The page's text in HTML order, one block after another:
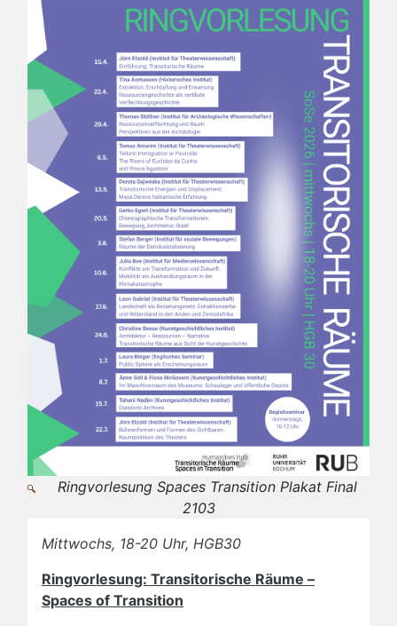
Ringvorlesung Spaces Transition Plakat Final
2103
Mittwochs, 18-20 Uhr, HGB30
Ringvorlesung: Transitorische Räume –
Spaces of Transition